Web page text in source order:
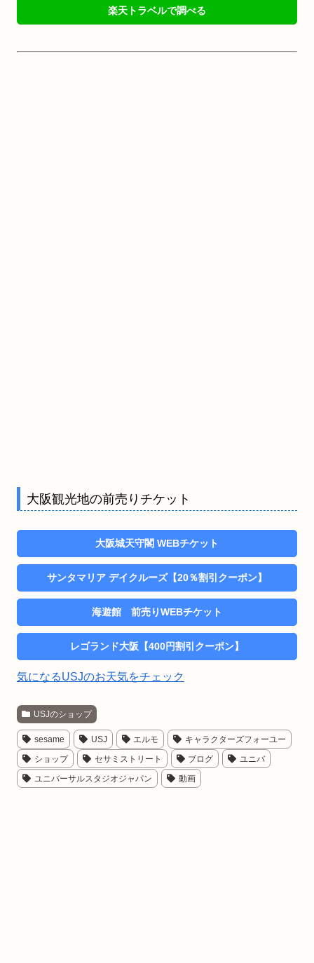
楽天トラベルで調べる
大阪観光地の前売りチケット
大阪城天守閣 WEBチケット
サンタマリア デイクルーズ【20％割引クーポン】
海遊館 前売りWEBチケット
レゴランド大阪【400円割引クーポン】
気になるUSJのお天気をチェック
USJのショップ
sesame USJ エルモ
キャラクターズフォーユー
ショップ
セサミストリート ブログ
ユニバ
ユニバーサルスタジオジャパン
動画